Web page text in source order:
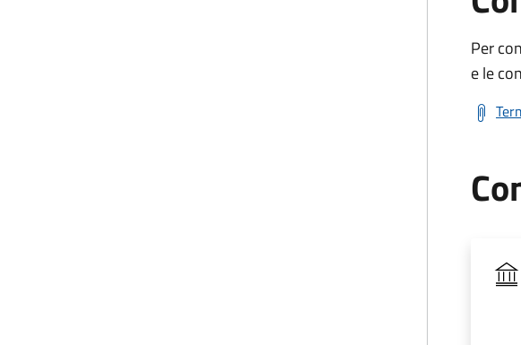
Per
e le